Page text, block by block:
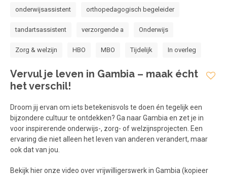
onderwijsassistent orthopedagogisch begeleider
tandartsassistent verzorgende a Onderwijs
Zorg & welzijn HBO MBO Tijdelijk In overleg
Vervul je leven in Gambia – maak écht
het verschil!
Droom jij ervan om iets betekenisvols te doen én tegelijk een
bijzondere cultuur te ontdekken? Ga naar Gambia en zet je in
voor inspirerende onderwijs-, zorg- of welzijnsprojecten. Een
ervaring die niet alleen het leven van anderen verandert, maar
ook dat van jou.
Bekijk hier onze video over vrijwilligerswerk in Gambia (kopieer